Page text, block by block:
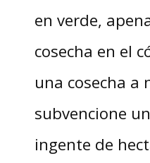
en verde,
cosecha en el
una cosecha a
subvencione
ingente de